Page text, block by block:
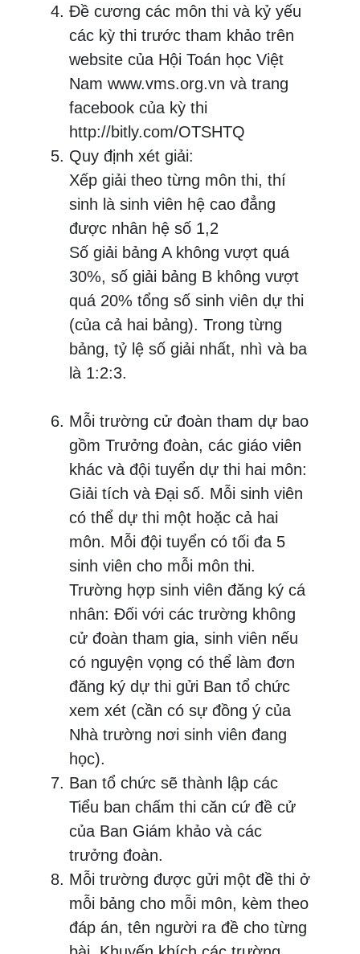
Đề cương các môn thi và kỷ yếu
các kỳ thi trước tham khảo trên
website của Hội Toán học Việt
Nam www.vms.org.vn và trang
facebook của kỳ thi
http://bitly.com/OTSHTQ
Quy định xét giải:
Xếp giải theo từng môn thi, thí
sinh là sinh viên hệ cao đẳng
được nhân hệ số 1,2
Số giải bảng A không vượt quá
30%, số giải bảng B không vượt
quá 20% tổng số sinh viên dự thi
(của cả hai bảng). Trong từng
bảng, tỷ lệ số giải nhất, nhì và ba
là 1:2:3.
Mỗi trường cử đoàn tham dự bao
gồm Trưởng đoàn, các giáo viên
khác và đội tuyển dự thi hai môn:
Giải tích và Đại số. Mỗi sinh viên
có thể dự thi một hoặc cả hai
môn. Mỗi đội tuyển có tối đa 5
sinh viên cho mỗi môn thi.
Trường hợp sinh viên đăng ký cá
nhân: Đối với các trường không
cử đoàn tham gia, sinh viên nếu
có nguyện vọng có thể làm đơn
đăng ký dự thi gửi Ban tổ chức
xem xét (cần có sự đồng ý của
Nhà trường nơi sinh viên đang
học).
Ban tổ chức sẽ thành lập các
Tiểu ban chấm thi căn cứ đề cử
của Ban Giám khảo và các
trưởng đoàn.
Mỗi trường được gửi một đề thi ở
mỗi bảng cho mỗi môn, kèm theo
đáp án, tên người ra đề cho từng